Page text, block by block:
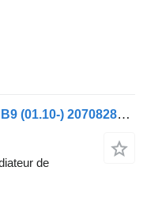
Radiateur de climatisation Volvo B9 (01.10-) 20708287 pour Volvo B6, B7, B9, B10, B12 bus (1978-2011)
de